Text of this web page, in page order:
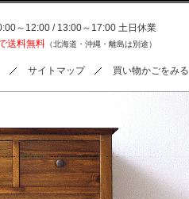
～12:00 / 13:00～17:00 土日休業
送料無料 （北海道・沖縄・離島は別途）
サイトマップ 買い物かごをみる